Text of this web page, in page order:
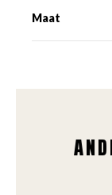
Maat